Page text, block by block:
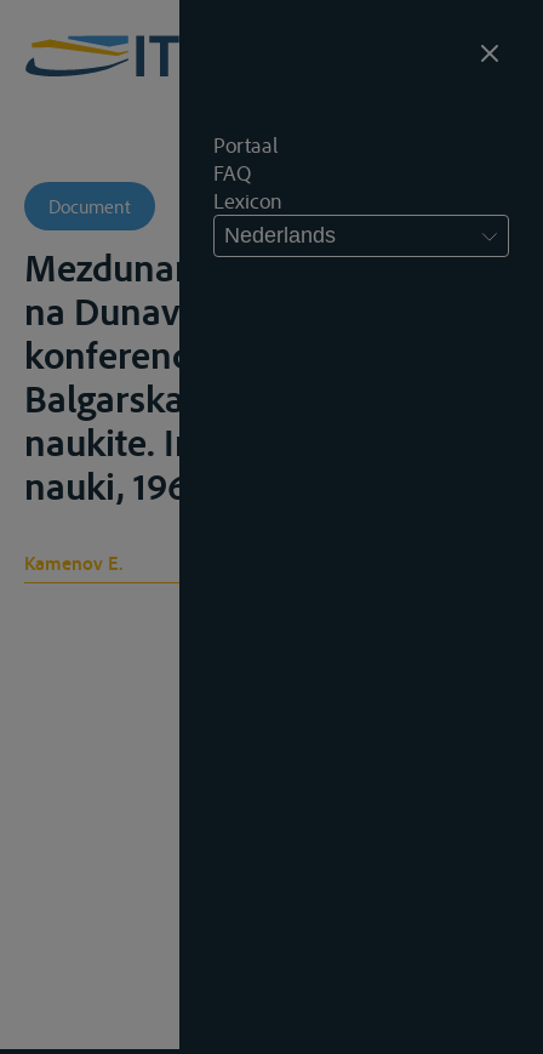
Portaal
FAQ
Lexicon
Nederlands
Document
Mezdunarodnopravnijat rezim
na Dunava i Dunavskata
konferencija ot 1948,
Balgarska akademija na
naukite. Institut za pravni
nauki, 1964, 66p.;
Kamenov E.